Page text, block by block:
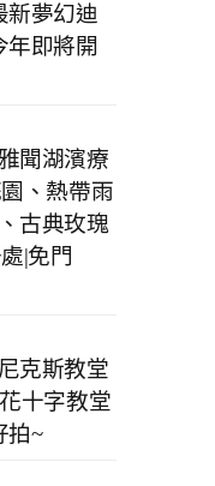
新夢幻迪
年即將開
聞湖濱療
、熱帶雨
古典玫瑰
|免門
克斯教堂
十字教堂
拍~